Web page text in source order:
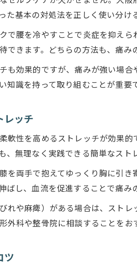
腰痛改善へ向けた
腰痛を和らげるた
腰痛悪化を防ぐた
腰痛を悪化させないた
腰痛時に避けるべ
腰痛症状悪化を招
腰痛の人が知るべ
セルフケアで実感する
腰痛セルフケアで
腰痛緩和のために
腰痛改善を実感す
基本の対処法を正しく使い分け
で腰を冷やすことで炎症を抑え
できます。どちらの方法も、痛み
も効果的ですが、痛みが強い場
識を持って取り組むことが重要で
レッチ
軟性を高めるストレッチが効果
、無理なく実践できる簡単なスト
を両手で抱えてゆっくり胸に引
し、血流を促進することで痛み
れや麻痺）がある場合は、スト
外科や整骨院に相談することをお
ツ